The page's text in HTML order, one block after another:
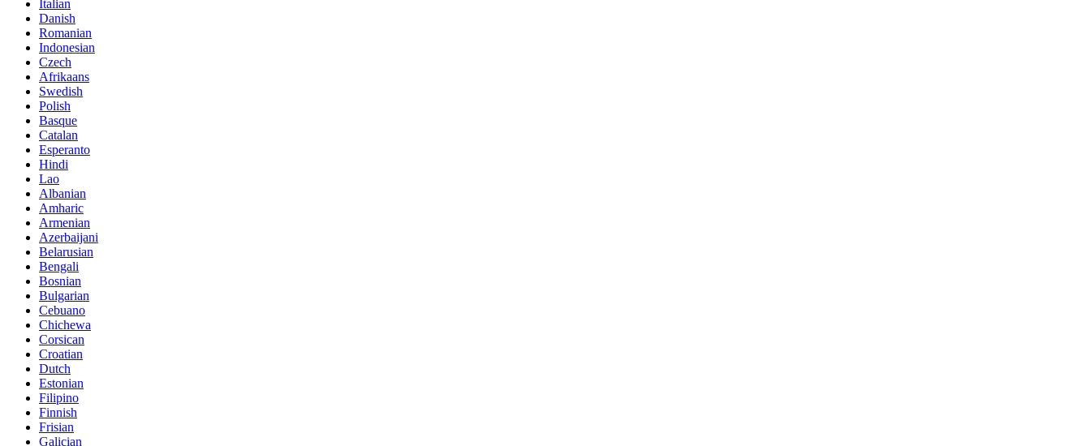
Italian
Danish
Romanian
Indonesian
Czech
Afrikaans
Swedish
Polish
Basque
Catalan
Esperanto
Hindi
Lao
Albanian
Amharic
Armenian
Azerbaijani
Belarusian
Bengali
Bosnian
Bulgarian
Cebuano
Chichewa
Corsican
Croatian
Dutch
Estonian
Filipino
Finnish
Frisian
Galician